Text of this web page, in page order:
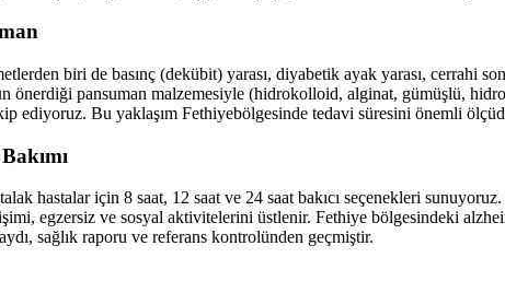
biri de basınç (dekübit) yarası, diyabetik ayak yarası, cerrahi
önerdiği pansuman malzemesiyle (hidrokolloid, alginat, gümüşlü,
ediyoruz. Bu yaklaşım Fethiyebölgesinde tedavi süresini önemli
hastalar için 8 saat, 12 saat ve 24 saat bakıcı seçenekleri sunuyoruz.
egzersiz ve sosyal aktivitelerini üstlenir. Fethiye bölgesindeki
sağlık raporu ve referans kontrolünden geçmiştir.